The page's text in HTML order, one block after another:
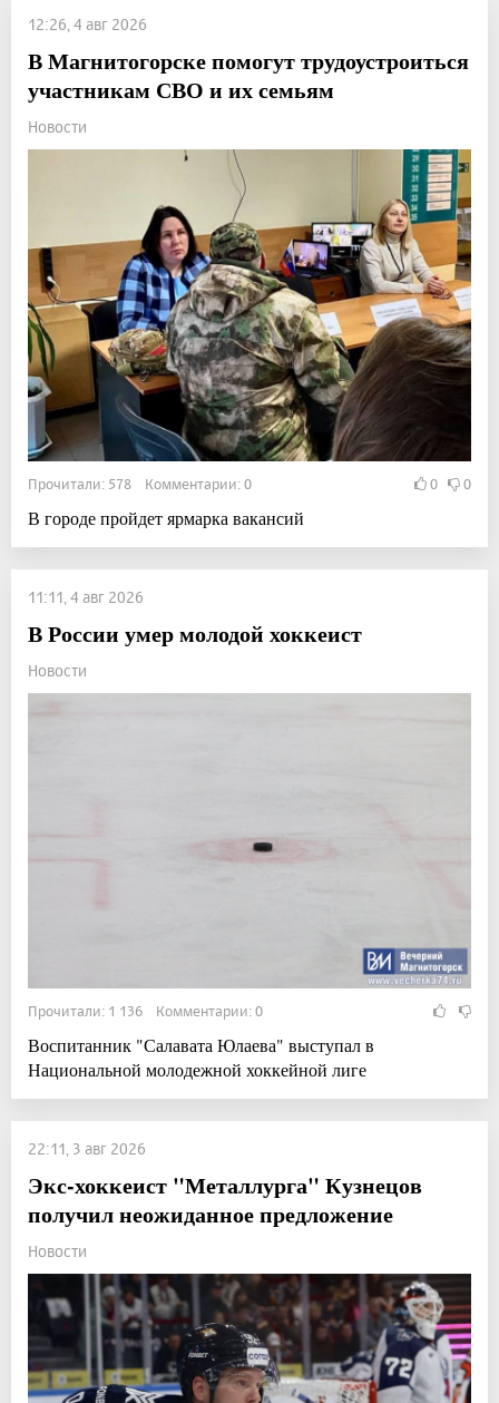
12:26, 4 авг 2026
В Магнитогорске помогут трудоустроиться
участникам СВО и их семьям
Новости
Прочитали: 578 Комментарии: 0 0 0
В городе пройдет ярмарка вакансий
11:11, 4 авг 2026
В России умер молодой хоккеист
Новости
Прочитали: 1 136 Комментарии: 0
Воспитанник "Салавата Юлаева" выступал в
Национальной молодежной хоккейной лиге
22:11, 3 авг 2026
Экс-хоккеист "Металлурга" Кузнецов
получил неожиданное предложение
Новости